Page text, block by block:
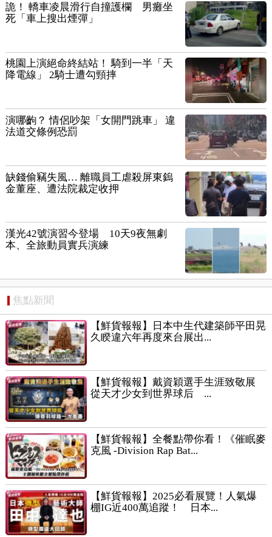
詭！ 轎車凌晨滑行自撞護欄 男癱坐
死「車上搜出煙彈」
桃園上演絕命終結站！ 騎到一半「天
降電線」 2騎士遭勾頸摔
演哪齣？ 情侶吵架「女開門跳車」 違
法道交條例恐罰
缺錢偷竊失風… 離職員工虐殺屏東鎢
金董座、遭法院裁定收押
漢光42號演習今登場 10天9夜無劇
本、全旅動員實兵演練
焦點新聞
【鮮貨報報】日本中生代建築師平田晃
久睽違六年再度來台展出...
【鮮貨報報】戴資穎選手生涯致敬展
從天才少女到世界球后 ...
【鮮貨報報】全餐點帶你看！《催眠麥
克風 -Division Rap Bat...
【鮮貨報報】2025必看展覽！人氣爆
棚IG近400萬追蹤！ 日本...